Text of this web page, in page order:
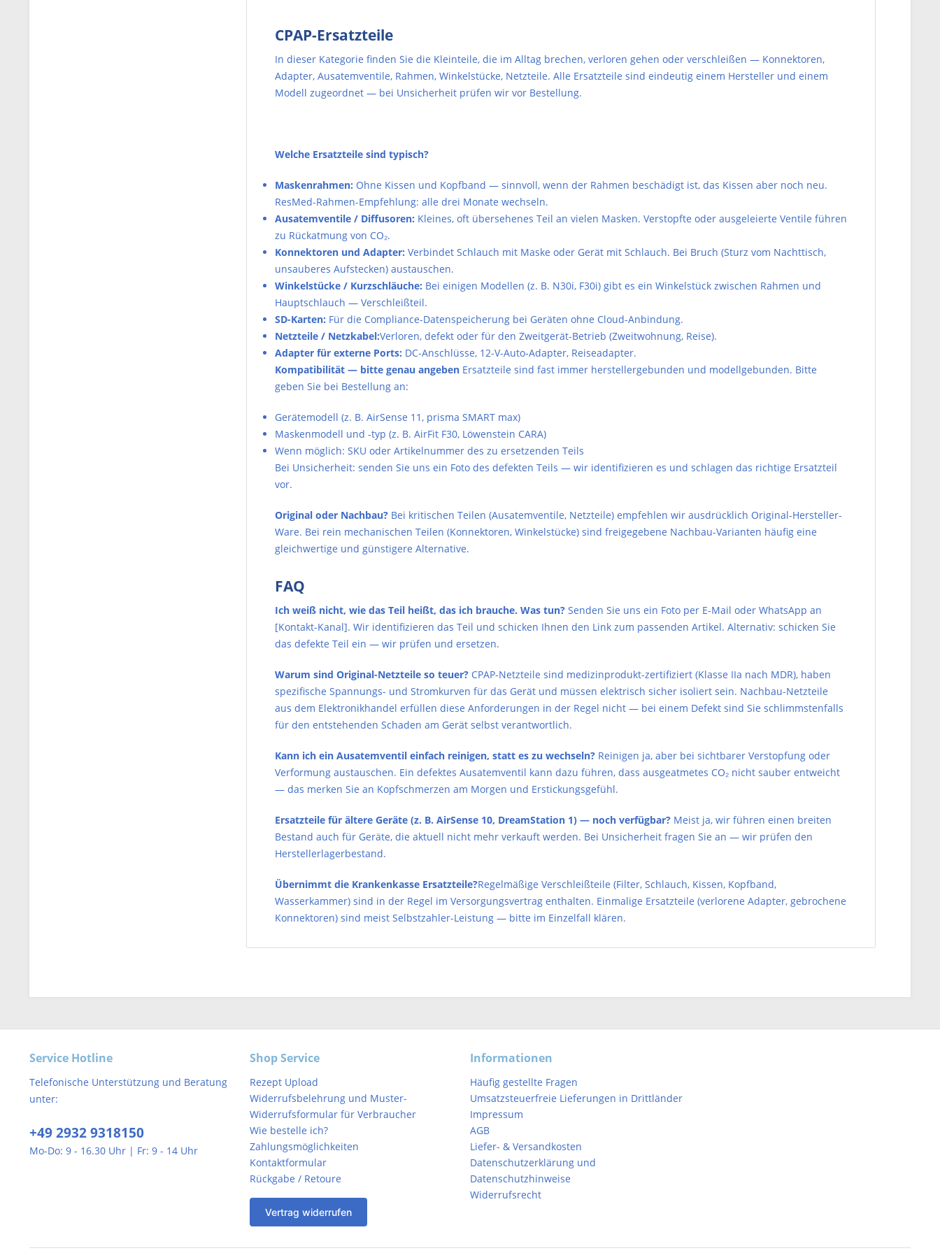
CPAP-Ersatzteile
In dieser Kategorie finden Sie die Kleinteile, die im Alltag brechen, verloren gehen oder verschleißen — Konnektoren,
Adapter, Ausatemventile, Rahmen, Winkelstücke, Netzteile. Alle Ersatzteile sind eindeutig einem Hersteller und einem
Modell zugeordnet — bei Unsicherheit prüfen wir vor Bestellung.
Welche Ersatzteile sind typisch?
Maskenrahmen: Ohne Kissen und Kopfband — sinnvoll, wenn der Rahmen beschädigt ist, das Kissen aber noch neu.
ResMed-Rahmen-Empfehlung: alle drei Monate wechseln.
Ausatemventile / Diffusoren: Kleines, oft übersehenes Teil an vielen Masken. Verstopfte oder ausgeleierte Ventile führen
zu Rückatmung von CO₂.
Konnektoren und Adapter: Verbindet Schlauch mit Maske oder Gerät mit Schlauch. Bei Bruch (Sturz vom Nachttisch,
unsauberes Aufstecken) austauschen.
Winkelstücke / Kurzschläuche: Bei einigen Modellen (z. B. N30i, F30i) gibt es ein Winkelstück zwischen Rahmen und
Hauptschlauch — Verschleißteil.
SD-Karten: Für die Compliance-Datenspeicherung bei Geräten ohne Cloud-Anbindung.
Netzteile / Netzkabel:Verloren, defekt oder für den Zweitgerät-Betrieb (Zweitwohnung, Reise).
Adapter für externe Ports: DC-Anschlüsse, 12-V-Auto-Adapter, Reiseadapter.
Kompatibilität — bitte genau angeben Ersatzteile sind fast immer herstellergebunden und modellgebunden. Bitte
geben Sie bei Bestellung an:
Gerätemodell (z. B. AirSense 11, prisma SMART max)
Maskenmodell und -typ (z. B. AirFit F30, Löwenstein CARA)
Wenn möglich: SKU oder Artikelnummer des zu ersetzenden Teils
Bei Unsicherheit: senden Sie uns ein Foto des defekten Teils — wir identifizieren es und schlagen das richtige Ersatzteil
vor.
Original oder Nachbau? Bei kritischen Teilen (Ausatemventile, Netzteile) empfehlen wir ausdrücklich Original-Hersteller-
Ware. Bei rein mechanischen Teilen (Konnektoren, Winkelstücke) sind freigegebene Nachbau-Varianten häufig eine
gleichwertige und günstigere Alternative.
FAQ
Ich weiß nicht, wie das Teil heißt, das ich brauche. Was tun? Senden Sie uns ein Foto per E-Mail oder WhatsApp an
[Kontakt-Kanal]. Wir identifizieren das Teil und schicken Ihnen den Link zum passenden Artikel. Alternativ: schicken Sie
das defekte Teil ein — wir prüfen und ersetzen.
Warum sind Original-Netzteile so teuer? CPAP-Netzteile sind medizinprodukt-zertifiziert (Klasse IIa nach MDR), haben
spezifische Spannungs- und Stromkurven für das Gerät und müssen elektrisch sicher isoliert sein. Nachbau-Netzteile
aus dem Elektronikhandel erfüllen diese Anforderungen in der Regel nicht — bei einem Defekt sind Sie schlimmstenfalls
für den entstehenden Schaden am Gerät selbst verantwortlich.
Kann ich ein Ausatemventil einfach reinigen, statt es zu wechseln? Reinigen ja, aber bei sichtbarer Verstopfung oder
Verformung austauschen. Ein defektes Ausatemventil kann dazu führen, dass ausgeatmetes CO₂ nicht sauber entweicht
— das merken Sie an Kopfschmerzen am Morgen und Erstickungsgefühl.
Ersatzteile für ältere Geräte (z. B. AirSense 10, DreamStation 1) — noch verfügbar? Meist ja, wir führen einen breiten
Bestand auch für Geräte, die aktuell nicht mehr verkauft werden. Bei Unsicherheit fragen Sie an — wir prüfen den
Herstellerlagerbestand.
Übernimmt die Krankenkasse Ersatzteile?Regelmäßige Verschleißteile (Filter, Schlauch, Kissen, Kopfband,
Wasserkammer) sind in der Regel im Versorgungsvertrag enthalten. Einmalige Ersatzteile (verlorene Adapter, gebrochene
Konnektoren) sind meist Selbstzahler-Leistung — bitte im Einzelfall klären.
Service Hotline
Telefonische Unterstützung und Beratung
unter:
+49 2932 9318150
Mo-Do: 9 - 16.30 Uhr | Fr: 9 - 14 Uhr
Shop Service
Rezept Upload
Widerrufsbelehrung und Muster-
Widerrufsformular für Verbraucher
Wie bestelle ich?
Zahlungsmöglichkeiten
Kontaktformular
Rückgabe / Retoure
Vertrag widerrufen
Informationen
Häufig gestellte Fragen
Umsatzsteuerfreie Lieferungen in Drittländer
Impressum
AGB
Liefer- & Versandkosten
Datenschutzerklärung und
Datenschutzhinweise
Widerrufsrecht